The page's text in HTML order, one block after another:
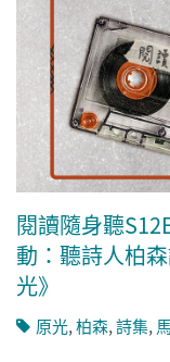
閱讀隨身聽
動：聽詩人柏
光》
原光,柏森,詩集,